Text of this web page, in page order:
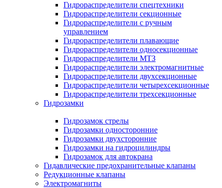
Гидрораспределители спецтехники
Гидрораспределители секционные
Гидрораспределители с ручным
управлением
Гидрораспределители плавающие
Гидрораспределители односекционные
Гидрораспределители МТЗ
Гидрораспределители электромагнитные
Гидрораспределители двухсекционные
Гидрораспределители четырехсекционные
Гидрораспределители трехсекционные
Гидрозамки
Гидрозамок стрелы
Гидрозамки односторонние
Гидрозамки двухсторонние
Гидрозамки на гидроцилиндры
Гидрозамок для автокрана
Гидавлические предохранительные клапаны
Редукционные клапаны
Электромагниты